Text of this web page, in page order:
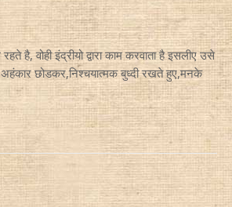
वोही इंद्रीयो द्वारा काम करवाता है इसलीए उसे
छोडकर,निश्चयात्मक बुध्दी रखते हुए,मनके